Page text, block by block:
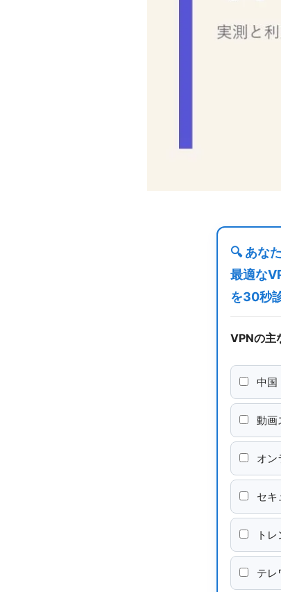
🔍 あな
最適な
を30秒
VPNの主
中国
動画
オン
セキ
ト
テレ